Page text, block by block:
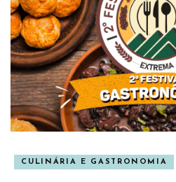
CULINÁRIA E GASTRONOMIA